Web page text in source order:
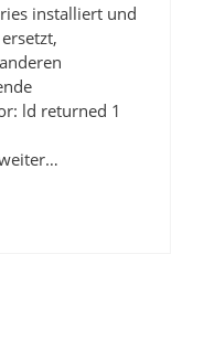
installiert und
ld returned 1